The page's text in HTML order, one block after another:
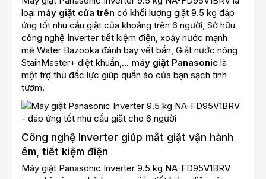
loại máy giặt cửa trên có khối lượng giặt 9.5 kg đáp
ứng tốt nhu cầu giặt của khoảng trên 6 người, Sở hữu
công nghệ Inverter tiết kiệm điện, xoáy nước mạnh
mẽ Water Bazooka đánh bay vết bẩn, Giặt nước nóng
StainMaster+ diệt khuẩn,... máy giặt Panasonic là
một trợ thủ đắc lực giúp quần áo của bạn sạch tinh
tươm.
Công nghệ Inverter giúp mắt giặt vận hành
êm, tiết kiệm điện
Máy giặt Panasonic Inverter 9.5 kg NA-FD95V1BRV